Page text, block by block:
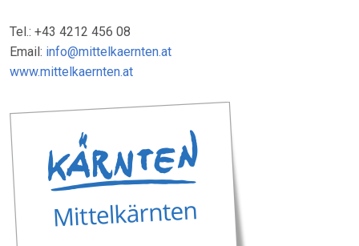
Tel.: +43 4212 456 08
Email: info@mittelkaernten.at
www.mittelkaernten.at